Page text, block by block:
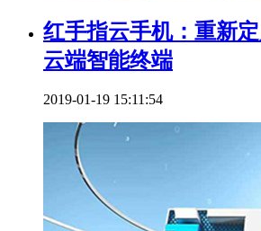
红手指云手机：重新
云端智能终端
2019-01-19 15:11:54